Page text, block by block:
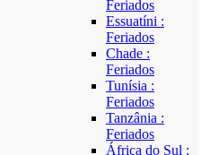
Feriados
Essuatíni :
Feriados
Chade :
Feriados
Tunísia :
Feriados
Tanzânia :
Feriados
África do Sul :